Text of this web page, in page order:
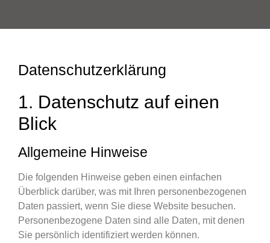
Datenschutzerklärung
1. Datenschutz auf einen
Blick
Allgemeine Hinweise
Die folgenden Hinweise geben einen einfachen
Überblick darüber, was mit Ihren personenbezogenen
Daten passiert, wenn Sie diese Website besuchen.
Personenbezogene Daten sind alle Daten, mit denen
Sie persönlich identifiziert werden können.